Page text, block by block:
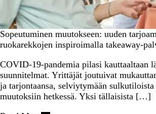
Sopeutuminen muutokseen: uuden
ruokarekkojen inspiroimalla takeaway-
COVID-19-pandemia pilasi kauttaaltaan
suunnitelmat. Yrittäjät joutuivat
ja tarjontaansa, selviytymään sulkutiloista
muutoksiin hetkessä. Yksi tällaisista […]